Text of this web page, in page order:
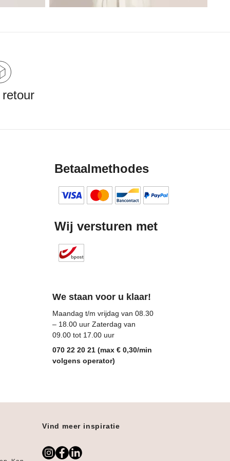
Betaalmethodes
Wij versturen met
We staan voor u klaar!
Maandag t/m vrijdag van 08.30
– 18.00 uur Zaterdag van
09.00 tot 17.00 uur
070 22 20 21 (max € 0,30/min
volgens operator)
Vind meer inspiratie